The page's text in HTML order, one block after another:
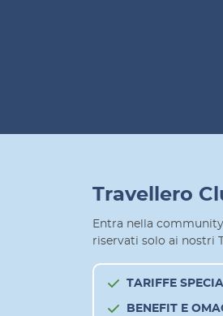
Travellero
Entra nella
riservati solo ai nostri
TARIFFE
BENEFIT E